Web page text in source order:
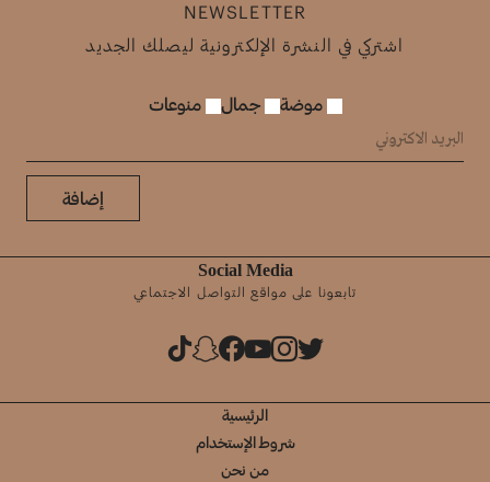
NEWSLETTER
اشتركي في النشرة الإلكترونية ليصلك الجديد
موضة جمال منوعات
إضافة
Social Media
تابعونا على مواقع التواصل الاجتماعي
الرئيسية
شروط الإستخدام
من نحن